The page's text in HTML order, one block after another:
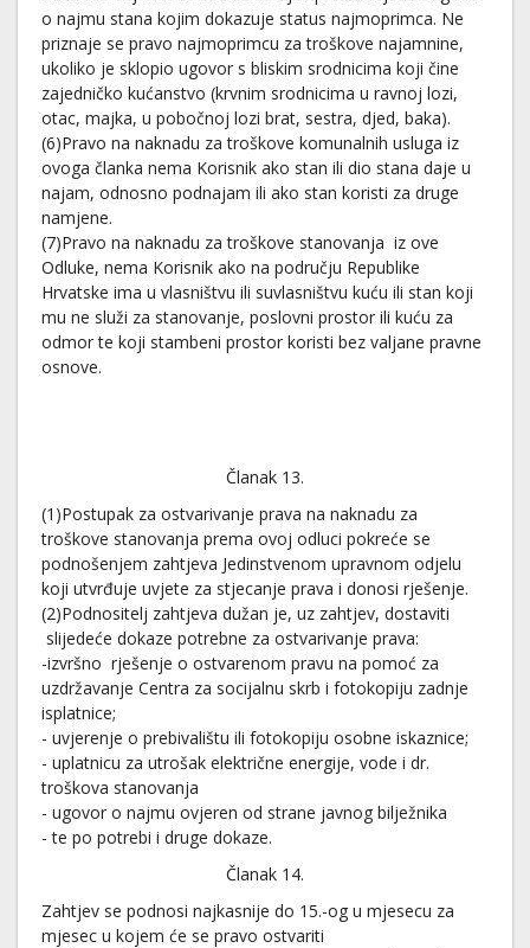
o najmu stana kojim dokazuje status najmoprimca. Ne
priznaje se pravo najmoprimcu za troškove najamnine,
ukoliko je sklopio ugovor s bliskim srodnicima koji čine
zajedničko kućanstvo (krvnim srodnicima u ravnoj lozi,
otac, majka, u pobočnoj lozi brat, sestra, djed, baka).
(6)Pravo na naknadu za troškove komunalnih usluga iz
ovoga članka nema Korisnik ako stan ili dio stana daje u
najam, odnosno podnajam ili ako stan koristi za druge
namjene.
(7)Pravo na naknadu za troškove stanovanja iz ove
Odluke, nema Korisnik ako na području Republike
Hrvatske ima u vlasništvu ili suvlasništvu kuću ili stan koji
mu ne služi za stanovanje, poslovni prostor ili kuću za
odmor te koji stambeni prostor koristi bez valjane pravne
osnove.
Članak 13.
(1)Postupak za ostvarivanje prava na naknadu za
troškove stanovanja prema ovoj odluci pokreće se
podnošenjem zahtjeva Jedinstvenom upravnom odjelu
koji utvrđuje uvjete za stjecanje prava i donosi rješenje.
(2)Podnositelj zahtjeva dužan je, uz zahtjev, dostaviti
slijedeće dokaze potrebne za ostvarivanje prava:
-izvršno rješenje o ostvarenom pravu na pomoć za
uzdržavanje Centra za socijalnu skrb i fotokopiju zadnje
isplatnice;
- uvjerenje o prebivalištu ili fotokopiju osobne iskaznice;
- uplatnicu za utrošak električne energije, vode i dr.
troškova stanovanja
- ugovor o najmu ovjeren od strane javnog bilježnika
- te po potrebi i druge dokaze.
Članak 14.
Zahtjev se podnosi najkasnije do 15.-og u mjesecu za
mjesec u kojem će se pravo ostvariti